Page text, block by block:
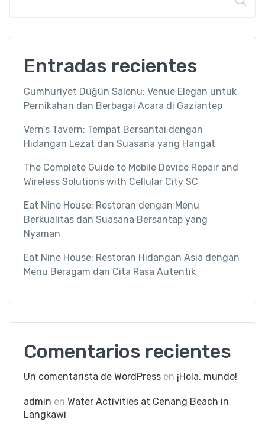
Entradas recientes
Cumhuriyet Düğün Salonu: Venue Elegan untuk
Pernikahan dan Berbagai Acara di Gaziantep
Vern’s Tavern: Tempat Bersantai dengan
Hidangan Lezat dan Suasana yang Hangat
The Complete Guide to Mobile Device Repair and
Wireless Solutions with Cellular City SC
Eat Nine House: Restoran dengan Menu
Berkualitas dan Suasana Bersantap yang
Nyaman
Eat Nine House: Restoran Hidangan Asia dengan
Menu Beragam dan Cita Rasa Autentik
Comentarios recientes
Un comentarista de WordPress en ¡Hola, mundo!
admin en Water Activities at Cenang Beach in
Langkawi